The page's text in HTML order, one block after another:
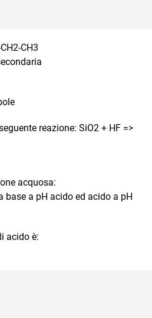
CH3
reazione: SiO2 + HF =>
acquosa:
base a pH acido ed acido a pH
acido è: